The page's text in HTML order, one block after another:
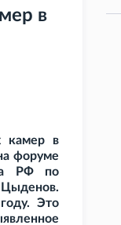
в
камер в
форуме
РФ по
Цыденов.
Это